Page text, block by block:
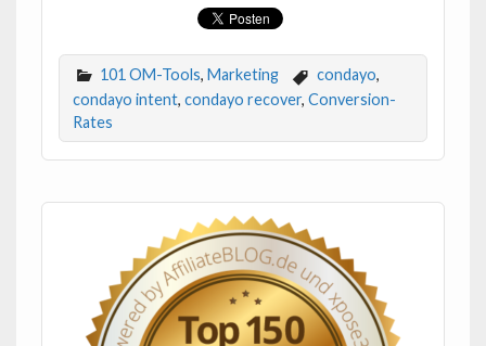
101 OM-Tools, Marketing condayo,
condayo intent, condayo recover, Conversion-
Rates